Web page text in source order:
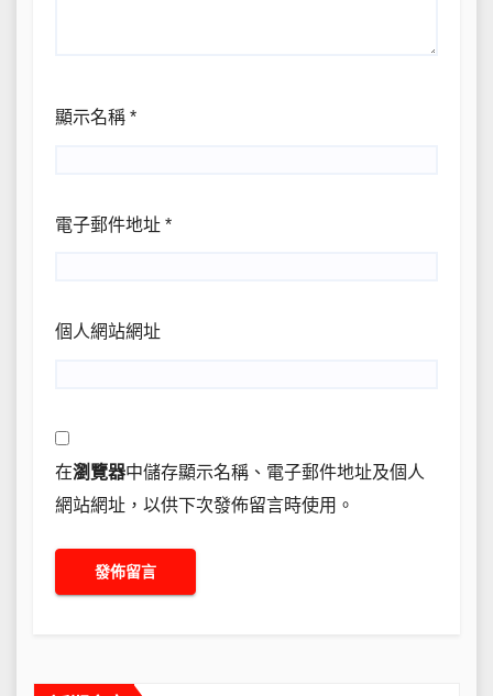
顯示名稱 *
電子郵件地址 *
個人網站網址
在瀏覽器中儲存顯示名稱、電子郵件地址及個人
網站網址，以供下次發佈留言時使用。